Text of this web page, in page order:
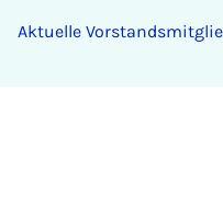
Ak­tu­el­le